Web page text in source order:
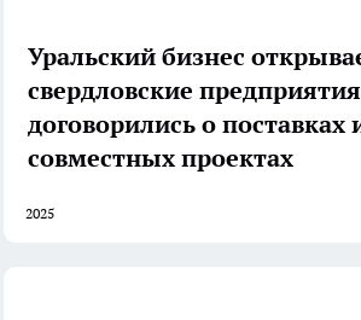
Уральский бизнес
свердловские предприятия
договорились о поставках
совместных проектах
2025